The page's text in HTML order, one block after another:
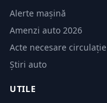
Alerte mașină
Amenzi auto 2026
Acte necesare circulație
Știri auto
UTILE